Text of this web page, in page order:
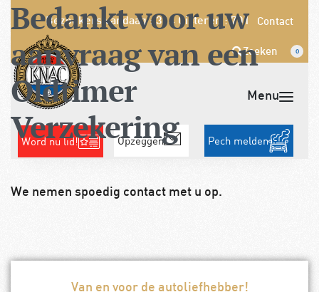
Bezoekers vandaag : 314 Gisteren : 701 Contact
Zoeken 0
Word nu lid! Opzeggen Pech melden
Bedankt voor uw
aanvraag van een
Oldtimer
Verzekering
We nemen spoedig contact met u op.
Van en voor de autoliefhebber!